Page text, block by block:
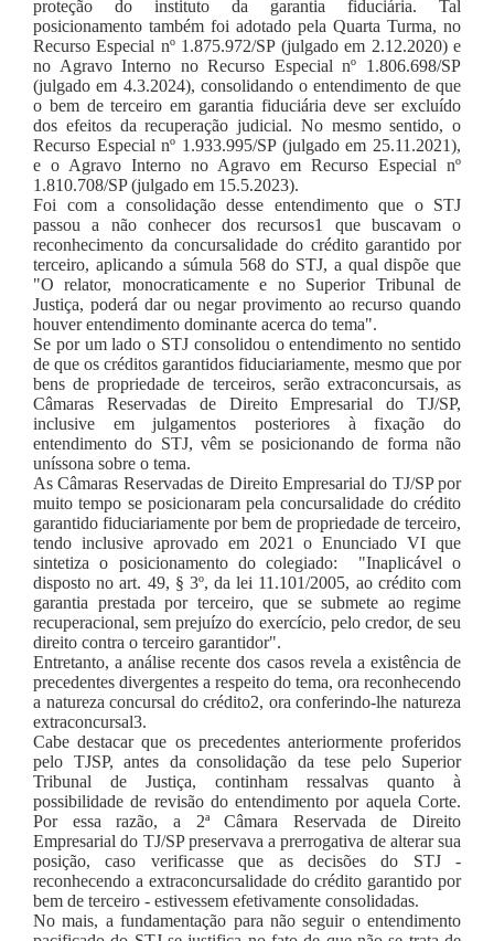
proteção do instituto da garantia fiduciária. Tal
posicionamento também foi adotado pela Quarta Turma, no
Recurso Especial nº 1.875.972/SP (julgado em 2.12.2020) e
no Agravo Interno no Recurso Especial nº 1.806.698/SP
(julgado em 4.3.2024), consolidando o entendimento de que
o bem de terceiro em garantia fiduciária deve ser excluído
dos efeitos da recuperação judicial. No mesmo sentido, o
Recurso Especial nº 1.933.995/SP (julgado em 25.11.2021),
e o Agravo Interno no Agravo em Recurso Especial nº
1.810.708/SP (julgado em 15.5.2023).
Foi com a consolidação desse entendimento que o STJ
passou a não conhecer dos recursos1 que buscavam o
reconhecimento da concursalidade do crédito garantido por
terceiro, aplicando a súmula 568 do STJ, a qual dispõe que
"O relator, monocraticamente e no Superior Tribunal de
Justiça, poderá dar ou negar provimento ao recurso quando
houver entendimento dominante acerca do tema".
Se por um lado o STJ consolidou o entendimento no sentido
de que os créditos garantidos fiduciariamente, mesmo que por
bens de propriedade de terceiros, serão extraconcursais, as
Câmaras Reservadas de Direito Empresarial do TJ/SP,
inclusive em julgamentos posteriores à fixação do
entendimento do STJ, vêm se posicionando de forma não
uníssona sobre o tema.
As Câmaras Reservadas de Direito Empresarial do TJ/SP por
muito tempo se posicionaram pela concursalidade do crédito
garantido fiduciariamente por bem de propriedade de terceiro,
tendo inclusive aprovado em 2021 o Enunciado VI que
sintetiza o posicionamento do colegiado: "Inaplicável o
disposto no art. 49, § 3º, da lei 11.101/2005, ao crédito com
garantia prestada por terceiro, que se submete ao regime
recuperacional, sem prejuízo do exercício, pelo credor, de seu
direito contra o terceiro garantidor".
Entretanto, a análise recente dos casos revela a existência de
precedentes divergentes a respeito do tema, ora reconhecendo
a natureza concursal do crédito2, ora conferindo-lhe natureza
extraconcursal3.
Cabe destacar que os precedentes anteriormente proferidos
pelo TJSP, antes da consolidação da tese pelo Superior
Tribunal de Justiça, continham ressalvas quanto à
possibilidade de revisão do entendimento por aquela Corte.
Por essa razão, a 2ª Câmara Reservada de Direito
Empresarial do TJ/SP preservava a prerrogativa de alterar sua
posição, caso verificasse que as decisões do STJ -
reconhecendo a extraconcursalidade do crédito garantido por
bem de terceiro - estivessem efetivamente consolidadas.
No mais, a fundamentação para não seguir o entendimento